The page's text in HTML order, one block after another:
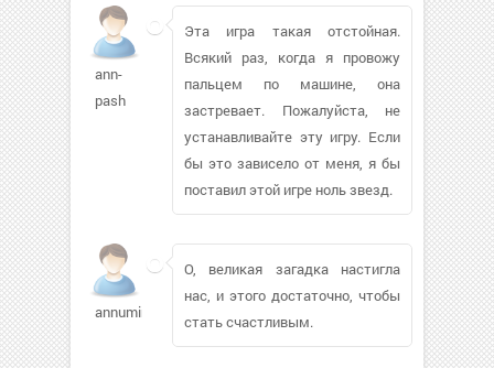
ann-
pash
Эта игра такая отстойная.
Всякий раз, когда я провожу
пальцем по машине, она
застревает. Пожалуйста, не
устанавливайте эту игру. Если
бы это зависело от меня, я бы
поставил этой игре ноль звезд.
annumiro198
О, великая загадка настигла
нас, и этого достаточно, чтобы
стать счастливым.